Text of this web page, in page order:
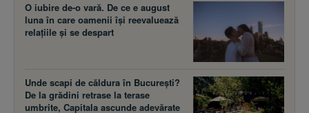
O iubire de-o vară. De ce e august
luna în care oamenii își reevaluează
relațiile și se despart
Unde scapi de căldura în București?
De la grădini retrase la terase
umbrite, Capitala ascunde adevărate